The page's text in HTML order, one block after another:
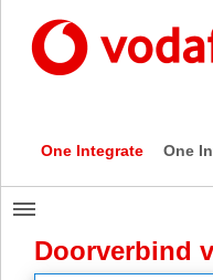
One Integrate One
Doorverbind